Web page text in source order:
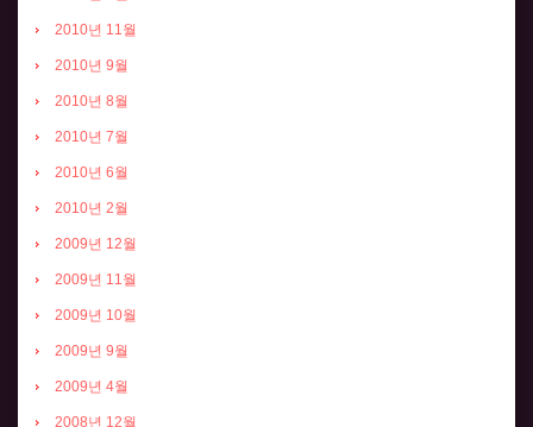
2010년 11월
2010년 9월
2010년 8월
2010년 7월
2010년 6월
2010년 2월
2009년 12월
2009년 11월
2009년 10월
2009년 9월
2009년 4월
2008년 12월